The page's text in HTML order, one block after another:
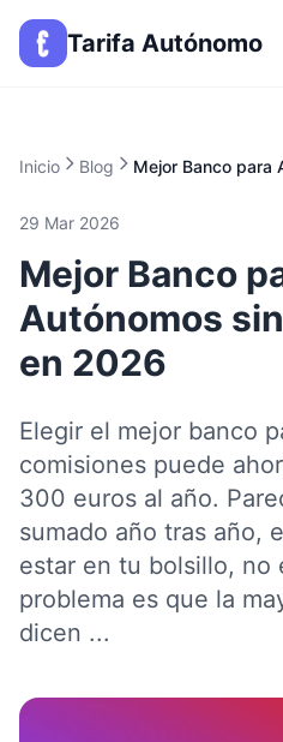
Tarifa Autónomo
Inicio Blog
29 Mar 2026
Mejor Banco
Autónomos
en 2026
Elegir el mejor banco
comisiones puede
300 euros al año.
sumado año tras año,
estar en tu bolsillo, no
problema es que la
dicen ...